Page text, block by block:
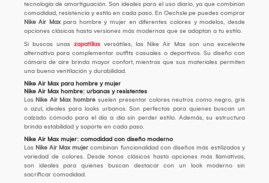
tecnología de amortiguación. Son ideales para el uso diario, ya que combinan
comodidad, resistencia y estilo en cada paso. En Oechsle.pe puedes comprar
Nike Air Max para hombre y mujer en diferentes colores y modelos, desde
opciones clásicas hasta versiones más modernas que se adaptan a tu estilo.
Si buscas unas zapatillas versátiles, las Nike Air Max son una excelente
alternativa para complementar outfits casuales o deportivos. Su diseño con
cámara de aire brinda mayor confort, mientras que sus materiales permiten
una buena ventilación y durabilidad.
Nike Air Max para hombre y mujer
Nike Air Max hombre: urbanas y resistentes
Las Nike Air Max hombre suelen presentar colores neutros como negro, gris
o azul, ideales para looks urbanos. Son perfectas para quienes buscan un
calzado cómodo para el día a día sin perder estilo. Además, su estructura
brinda estabilidad y soporte en cada paso.
Nike Air Max mujer: comodidad con diseño moderno
Las Nike Air Max mujer combinan funcionalidad con diseños más estilizados y
variedad de colores. Desde tonos clásicos hasta opciones más llamativas,
son ideales para quienes buscan destacar con un look moderno sin
sacrificar comodidad.